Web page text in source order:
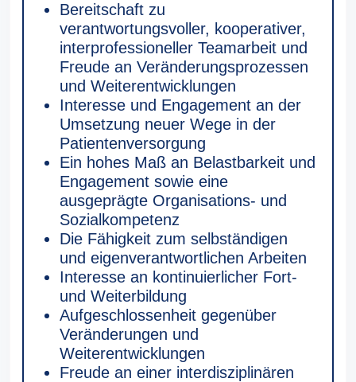
Bereitschaft zu
verantwortungsvoller, kooperativer,
interprofessioneller Teamarbeit und
Freude an Veränderungsprozessen
und Weiterentwicklungen
Interesse und Engagement an der
Umsetzung neuer Wege in der
Patientenversorgung
Ein hohes Maß an Belastbarkeit und
Engagement sowie eine
ausgeprägte Organisations- und
Sozialkompetenz
Die Fähigkeit zum selbständigen
und eigenverantwortlichen Arbeiten
Interesse an kontinuierlicher Fort-
und Weiterbildung
Aufgeschlossenheit gegenüber
Veränderungen und
Weiterentwicklungen
Freude an einer interdisziplinären